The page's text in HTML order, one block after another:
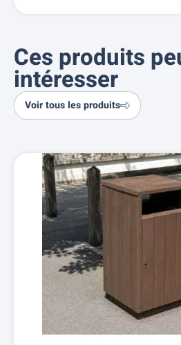
Ces produits
intéresser
Voir tous les produits